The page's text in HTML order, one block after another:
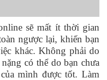
sẽ mất ít thời gian
ngược lại, khiến bạn
khác. Không phải do
có thể do bạn chưa
mình được tốt. Làm